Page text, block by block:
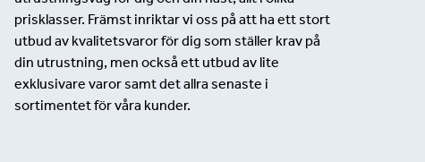
prisklasser. Främst inriktar vi oss på att ha ett stort
utbud av kvalitetsvaror för dig som ställer krav på
din utrustning, men också ett utbud av lite
exklusivare varor samt det allra senaste i
sortimentet för våra kunder.